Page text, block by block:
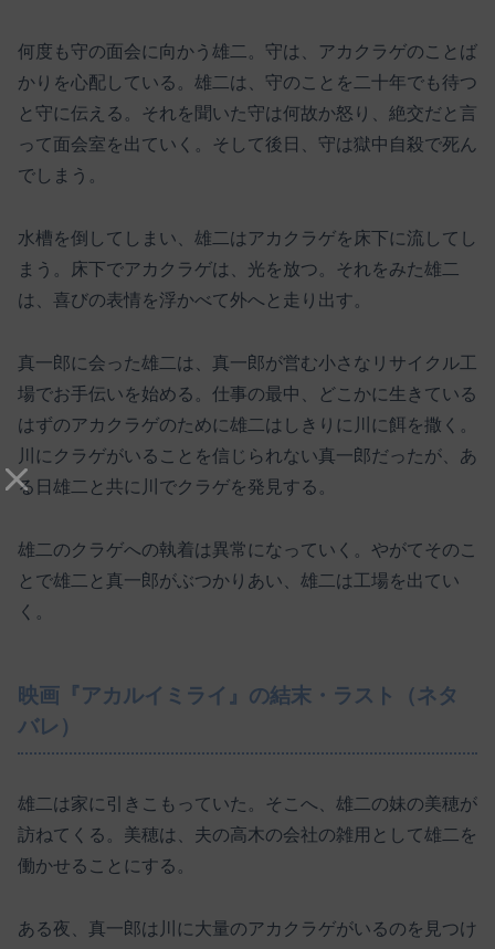
何度も守の面会に向かう雄二。守は、アカクラゲのことば
かりを心配している。雄二は、守のことを二十年でも待つ
と守に伝える。それを聞いた守は何故か怒り、絶交だと言
って面会室を出ていく。そして後日、守は獄中自殺で死ん
でしまう。
水槽を倒してしまい、雄二はアカクラゲを床下に流してし
まう。床下でアカクラゲは、光を放つ。それをみた雄二
は、喜びの表情を浮かべて外へと走り出す。
真一郎に会った雄二は、真一郎が営む小さなリサイクル工
場でお手伝いを始める。仕事の最中、どこかに生きている
はずのアカクラゲのために雄二はしきりに川に餌を撒く。
川にクラゲがいることを信じられない真一郎だったが、あ
る日雄二と共に川でクラゲを発見する。
雄二のクラゲへの執着は異常になっていく。やがてそのこ
とで雄二と真一郎がぶつかりあい、雄二は工場を出てい
く。
映画『アカルイミライ』の結末・ラスト（ネタ
バレ）
雄二は家に引きこもっていた。そこへ、雄二の妹の美穂が
訪ねてくる。美穂は、夫の高木の会社の雑用として雄二を
働かせることにする。
ある夜、真一郎は川に大量のアカクラゲがいるのを見つけ